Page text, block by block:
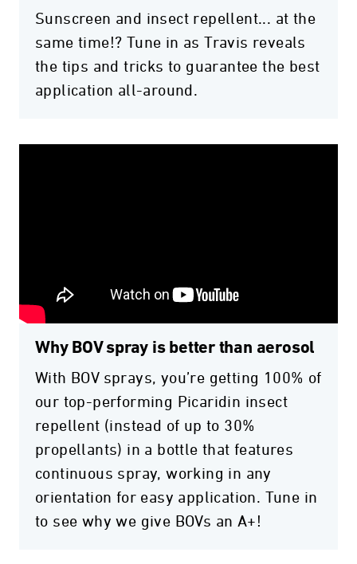
Sunscreen and insect repellent... at the
same time!? Tune in as Travis reveals
the tips and tricks to guarantee the best
application all-around.
Why BOV spray is better than aerosol
With BOV sprays, you’re getting 100% of
our top-performing Picaridin insect
repellent (instead of up to 30%
propellants) in a bottle that features
continuous spray, working in any
orientation for easy application. Tune in
to see why we give BOVs an A+!